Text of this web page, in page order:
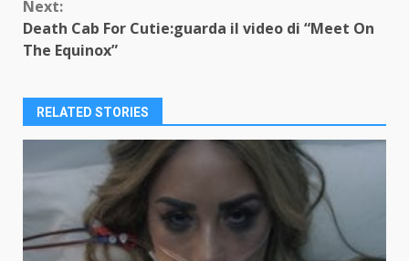
Next:
Death Cab For Cutie:guarda il video di “Meet On
The Equinox”
RELATED STORIES